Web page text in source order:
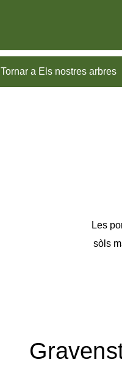
Tornar a Els nostres arbres
Les
sòls